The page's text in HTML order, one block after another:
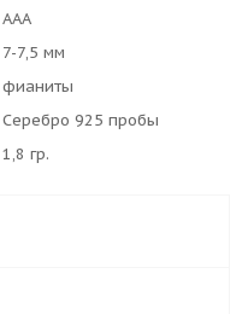
AAA
7-7,5 мм
фианиты
Серебро 925 пробы
1,8 гр.